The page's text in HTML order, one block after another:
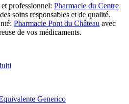
professionnel: Pharmacie du Centre
soins responsables et de qualité.
Pharmacie Pont du Château avec
de vos médicaments.
Generico